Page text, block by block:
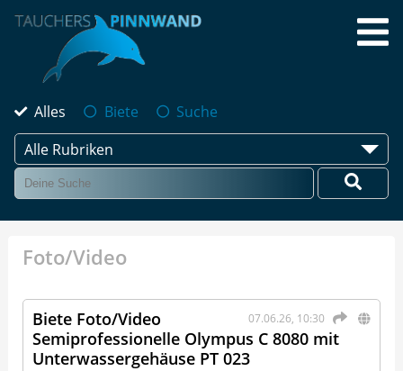
Alles Biete
Suche
Alle Rubriken
Foto/Video
07.06.26, 10:30
Biete Foto/Video
Semiprofessionelle Olympus C 8080 mit
Unterwassergehäuse PT 023